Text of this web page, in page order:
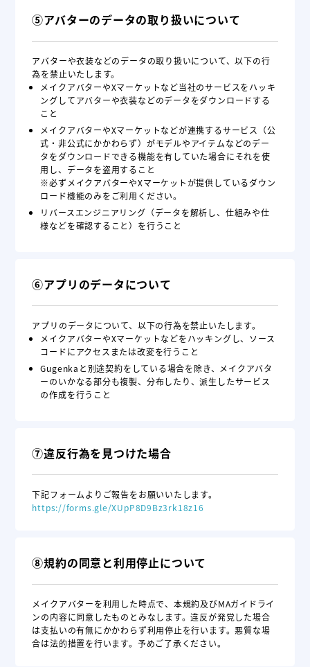
⑤アバターのデータの取り扱いについて
アバターや衣装などのデータの取り扱いについて、以下の行
為を禁止いたします。
メイクアバターやXマーケットなど当社のサービスをハッキ
ングしてアバターや衣装などのデータをダウンロードする
こと
メイクアバターやXマーケットなどが連携するサービス（公
式・非公式にかかわらず）がモデルやアイテムなどのデー
タをダウンロードできる機能を有していた場合にそれを使
用し、データを盗用すること
※必ずメイクアバターやXマーケットが提供しているダウン
ロード機能のみをご利用ください。
リバースエンジニアリング（データを解析し、仕組みや仕
様などを確認すること）を行うこと
⑥アプリのデータについて
アプリのデータについて、以下の行為を禁止いたします。
メイクアバターやXマーケットなどをハッキングし、ソース
コードにアクセスまたは改変を行うこと
Gugenkaと別途契約をしている場合を除き、メイクアバタ
ーのいかなる部分も複製、分布したり、派生したサービス
の作成を行うこと
⑦違反行為を見つけた場合
下記フォームよりご報告をお願いいたします。
https://forms.gle/XUpP8D9Bz3rk18z16
⑧規約の同意と利用停止について
メイクアバターを利用した時点で、本規約及びMAガイドライ
ンの内容に同意したものとみなします。違反が発覚した場合
は支払いの有無にかかわらず利用停止を行います。悪質な場
合は法的措置を行います。予めご了承ください。